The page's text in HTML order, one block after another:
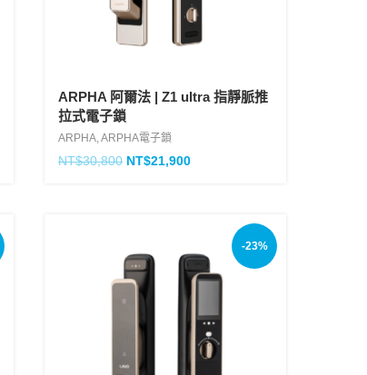
ARPHA 阿爾法 | Z1 ultra 指靜脈推
拉式電子鎖
ARPHA,ARPHA電子鎖
NT$30,800 NT$21,900
-23%